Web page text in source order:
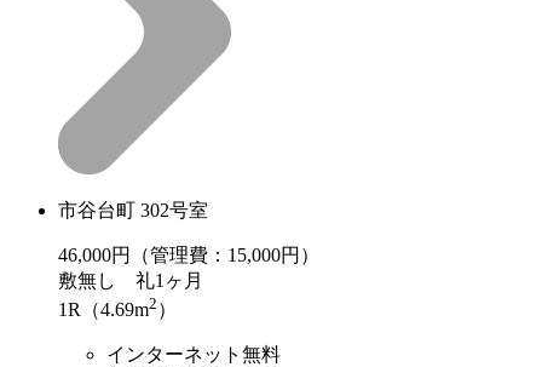
市谷台町 302号室
46,000円（管理費：15,000円）
敷無し 礼1ヶ月
1R（4.69m2 ）
インターネット無料